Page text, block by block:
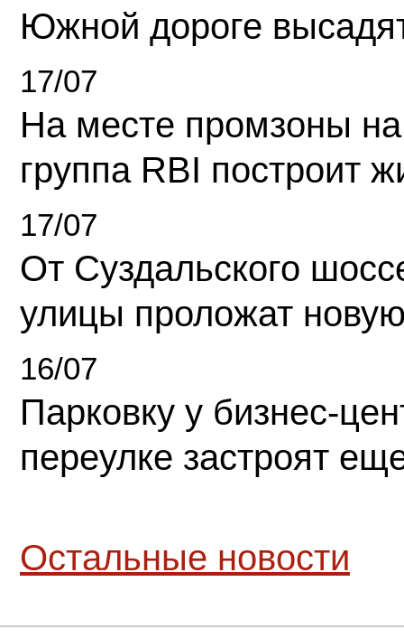
Южной дороге
17/07
На месте промзоны
группа RBI построит
17/07
От Суздальского
улицы проложат
16/07
Парковку у бизнес-
переулке застроят
Остальные новости